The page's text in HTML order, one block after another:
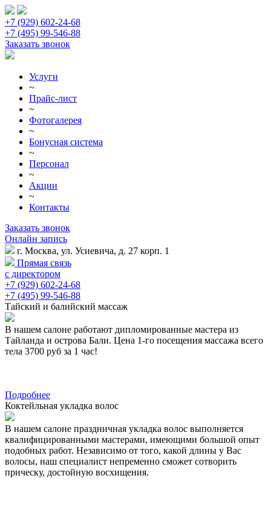
+7 (929) 602-24-68
+7 (495) 99-546-88
Заказать звонок
Услуги
~
Прайс-лист
~
Фотогалерея
~
Бонусная система
~
Персонал
~
Акции
~
Контакты
Заказать звонок
Онлайн запись
г. Москва, ул. Усиевича, д. 27 корп. 1
Прямая связь
с директором
+7 (929) 602-24-68
+7 (495) 99-546-88
Тайский и балийский массаж
В нашем салоне работают дипломированные мастера из
Тайланда и острова Бали. Цена 1-го посещения массажа всего
тела 3700 руб за 1 час!
Подробнее
Коктейльная укладка волос
В нашем салоне праздничная укладка волос выполняется
квалифицированными мастерами, имеющими большой опыт
подобных работ. Независимо от того, какой длины у Вас
волосы, наш специалист непременно сможет сотворить
прическу, достойную восхищения.